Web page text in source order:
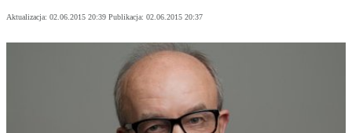
Aktualizacja: 02.06.2015 20:39 Publikacja: 02.06.2015 20:37